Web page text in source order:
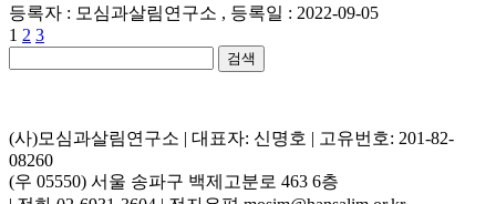
등록자 : 모심과살림연구소 , 등록일 : 2022-09-05
1 2 3
검색
(사)모심과살림연구소 | 대표자: 신명호 | 고유번호: 201-82-
08260
(우 05550) 서울 송파구 백제고분로 463 6층